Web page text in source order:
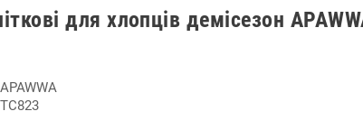
для хлопців демісезон
APAWWA
TC823